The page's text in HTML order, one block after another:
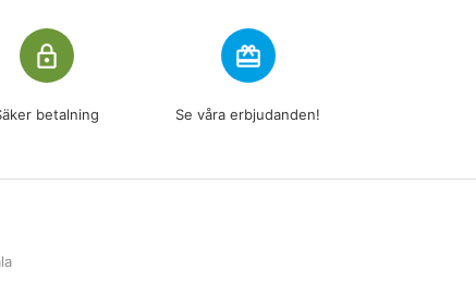
lock_outline
betalning
redeem
Se våra erbjudanden!